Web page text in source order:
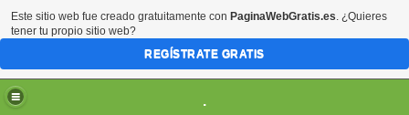
.
Este sitio web fue creado gratuitamente con PaginaWebGratis.es. ¿Quieres
tener tu propio sitio web?
REGÍSTRATE GRATIS